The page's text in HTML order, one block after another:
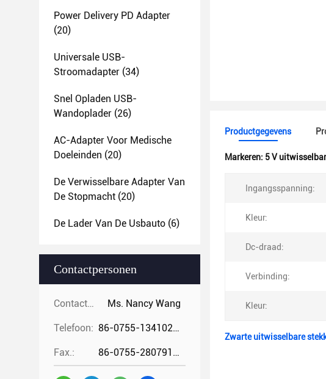
Power Delivery PD Adapter
(20)
Universale USB-
Stroomadapter (34)
Snel Opladen USB-
Wandoplader (26)
AC-Adapter Voor Medische
Doeleinden (20)
De Verwisselbare Adapter Van
De Stopmacht (20)
De Lader Van De Usbauto (6)
Contactpersonen
Contactpersonen: Ms. Nancy Wang
Telefoon: 86-0755-13410274294
Fax.: 86-0755-28079166
Productgegevens
Markeren: 5 V
Ingangsspanning:
Kleur:
Dc-draad:
Verbinding:
Kleur:
Zwarte uitwisselbare